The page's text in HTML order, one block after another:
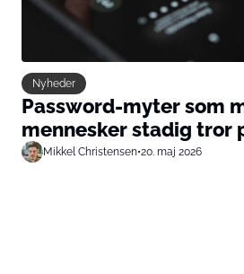
Nyheder
Password-myter som
mennesker stadig tror
Mikkel Christensen•20. maj 2026